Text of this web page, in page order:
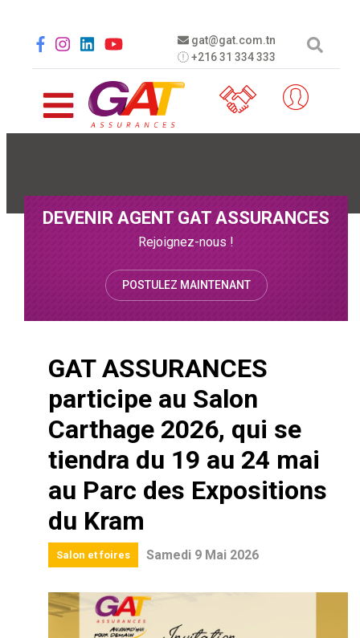
gat@gat.com.tn
+216 31 334 333
Social menu
DEVENIR AGENT GAT ASSURANCES
Rejoignez-nous !
POSTULEZ MAINTENANT
GAT ASSURANCES
participe au Salon
Carthage 2026, qui se
tiendra du 19 au 24 mai
au Parc des Expositions
du Kram
Salon et foires Samedi 9 Mai 2026